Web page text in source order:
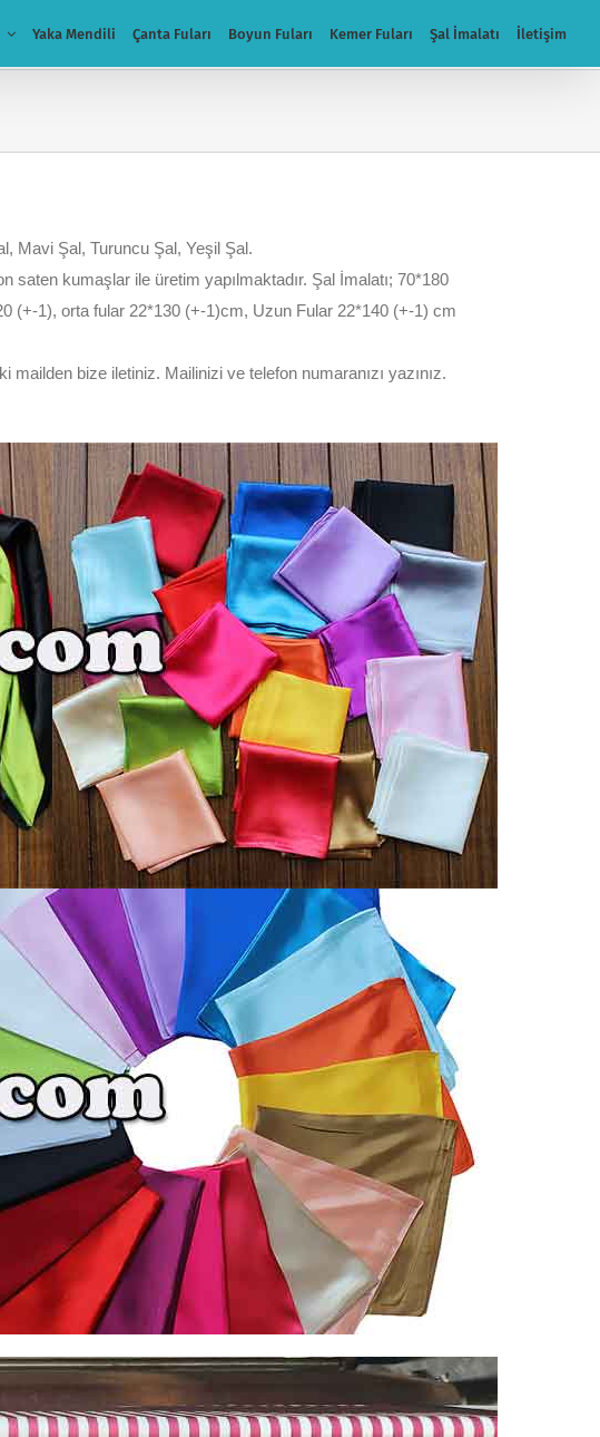
Yaka Mendili Çanta Fuları Boyun Fuları Kemer Fuları Şal İmalatı İletişim
Mavi Şal, Turuncu Şal, Yeşil Şal.
saten kumaşlar ile üretim yapılmaktadır. Şal İmalatı; 70*180
(+-1), orta fular 22*130 (+-1)cm, Uzun Fular 22*140 (+-1) cm
mailden bize iletiniz. Mailinizi ve telefon numaranızı yazınız.